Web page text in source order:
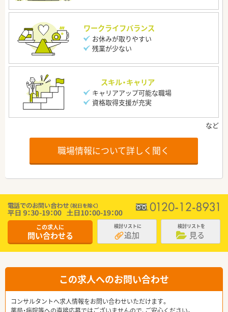
ワークライフバランス
お休みが取りやすい
残業が少ない
スキル・キャリア
キャリアアップ可能な職場
資格取得支援が充実
職場情報について詳しく聞く
この求人に
問い合わせる
検討リストに
追加
検討リストを
見る
この求人へのお問い合わせ
コンサルタントへ求人情報をお問い合わせいただけます。